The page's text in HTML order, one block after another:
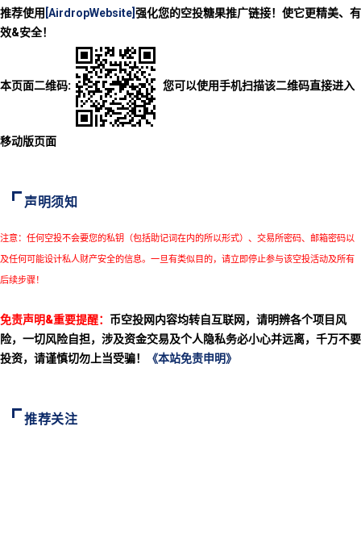
推荐使用 [AirdropWebsite] 强化您的空投糖果推广链接！使它更精美、有
效&安全！
本页面二维码: 您可以使用手机扫描该二维码直接进入
移动版页面
声明须知
注意：任何空投不会要您的私钥（包括助记词在内的所以形式）、交易所密码、邮箱密码以
及任何可能设计私人财产安全的信息。一旦有类似目的，请立即停止参与该空投活动及所有
后续步骤！
免责声明&重要提醒： 币空投网内容均转自互联网，请明辨各个项目风
险，一切风险自担，涉及资金交易及个人隐私务必小心并远离，千万不要
投资，请谨慎切勿上当受骗！
《本站免责申明》
推荐关注